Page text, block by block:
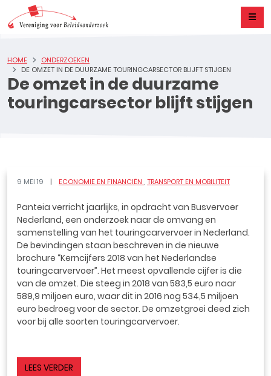
De omzet in de duurzame
touringcarsector blijft stijgen
HOME
ONDERZOEKEN
DE OMZET IN DE DUURZAME TOURINGCARSECTOR BLIJFT STIJGEN
9 MEI 19 ECONOMIE EN FINANCIËN TRANSPORT EN MOBILITEIT
Panteia verricht jaarlijks, in opdracht van Busvervoer
Nederland, een onderzoek naar de omvang en
samenstelling van het touringcarvervoer in Nederland.
De bevindingen staan beschreven in de nieuwe
brochure “Kerncijfers 2018 van het Nederlandse
touringcarvervoer”. Het meest opvallende cijfer is die
van de omzet. Die steeg in 2018 van 583,5 euro naar
589,9 miljoen euro, waar dit in 2016 nog 534,5 miljoen
euro bedroeg voor de sector. De omzetgroei deed zich
voor bij alle soorten touringcarvervoer.
LEES VERDER